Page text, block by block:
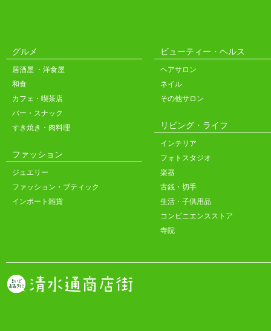
グルメ
居酒屋 ・洋食屋
和食
カフェ・喫茶店
バー・スナック
すき焼き・肉料理
ファッション
ジュエリー
ファッション・ブティック
インポート雑貨
ビューティー・ヘルス
ヘアサロン
ネイル
その他サロン
リビング・ライフ
インテリア
フォトスタジオ
楽器
古銭・切手
生活・子供用品
コンビニエンスストア
寺院